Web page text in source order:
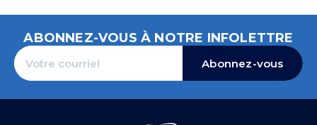
ABONNEZ-VOUS À NOTRE INFOLETTRE
Abonnez-vous